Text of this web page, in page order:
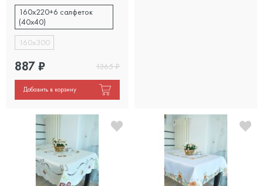
160x220+6 салфеток
(40x40)
160x300
887₽ 1365₽
Добавить в корзину